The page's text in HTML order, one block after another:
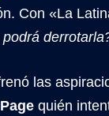
Con «La
las
quién